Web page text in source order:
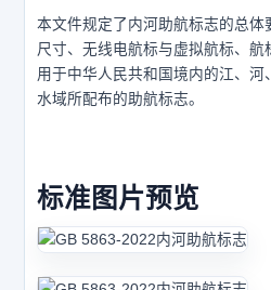
本文件规定了内河助航标志的总体
尺寸、无线电航标与虚拟航标、航
用于中华人民共和国境内的江、
水域所配布的助航标志。
标准图片预览